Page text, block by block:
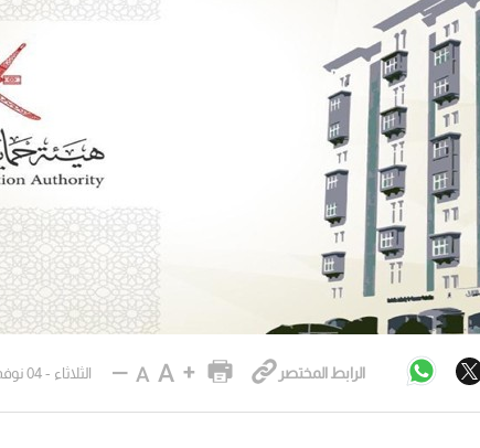
الرابط المختصر الثلاثاء - 04 نوفمبر 2025 02:20 م